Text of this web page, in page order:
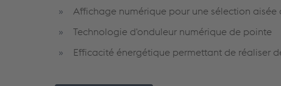
Affichage numérique pour une sélection aisée
Technologie d'onduleur numérique de pointe
Efficacité énergétique permettant de réaliser